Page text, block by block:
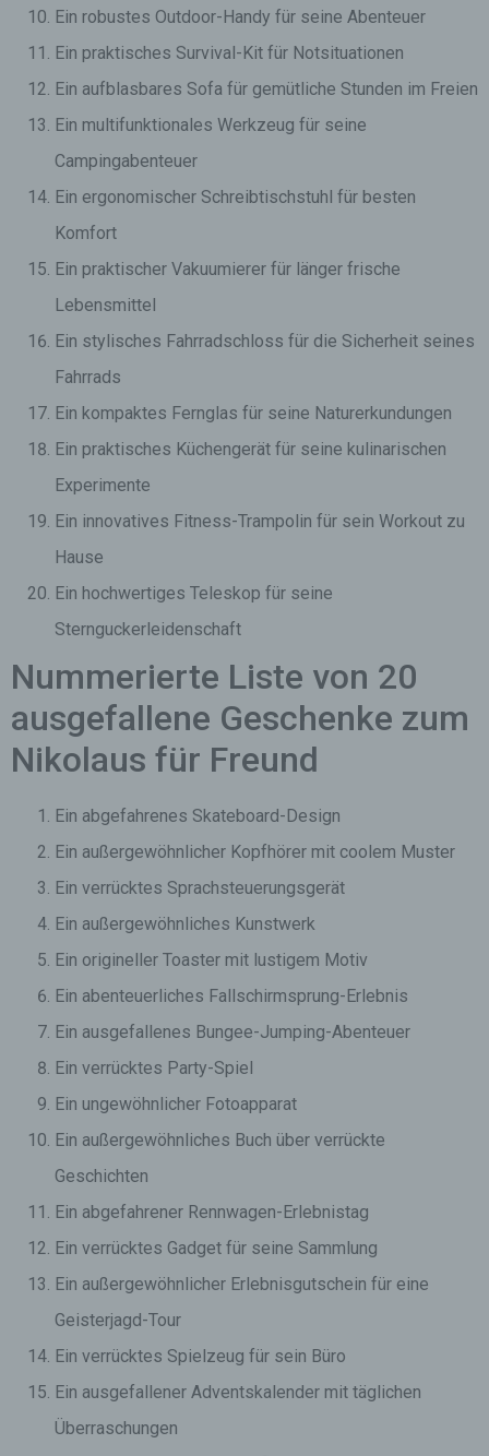
Ein robustes Outdoor-Handy für seine Abenteuer
Ein praktisches Survival-Kit für Notsituationen
Ein aufblasbares Sofa für gemütliche Stunden im Freien
Ein multifunktionales Werkzeug für seine
Campingabenteuer
Ein ergonomischer Schreibtischstuhl für besten
Komfort
Ein praktischer Vakuumierer für länger frische
Lebensmittel
Ein stylisches Fahrradschloss für die Sicherheit seines
Fahrrads
Ein kompaktes Fernglas für seine Naturerkundungen
Ein praktisches Küchengerät für seine kulinarischen
Experimente
Ein innovatives Fitness-Trampolin für sein Workout zu
Hause
Ein hochwertiges Teleskop für seine
Sternguckerleidenschaft
Nummerierte Liste von 20
ausgefallene Geschenke zum
Nikolaus für Freund
Ein abgefahrenes Skateboard-Design
Ein außergewöhnlicher Kopfhörer mit coolem Muster
Ein verrücktes Sprachsteuerungsgerät
Ein außergewöhnliches Kunstwerk
Ein origineller Toaster mit lustigem Motiv
Ein abenteuerliches Fallschirmsprung-Erlebnis
Ein ausgefallenes Bungee-Jumping-Abenteuer
Ein verrücktes Party-Spiel
Ein ungewöhnlicher Fotoapparat
Ein außergewöhnliches Buch über verrückte
Geschichten
Ein abgefahrener Rennwagen-Erlebnistag
Ein verrücktes Gadget für seine Sammlung
Ein außergewöhnlicher Erlebnisgutschein für eine
Geisterjagd-Tour
Ein verrücktes Spielzeug für sein Büro
Ein ausgefallener Adventskalender mit täglichen
Überraschungen